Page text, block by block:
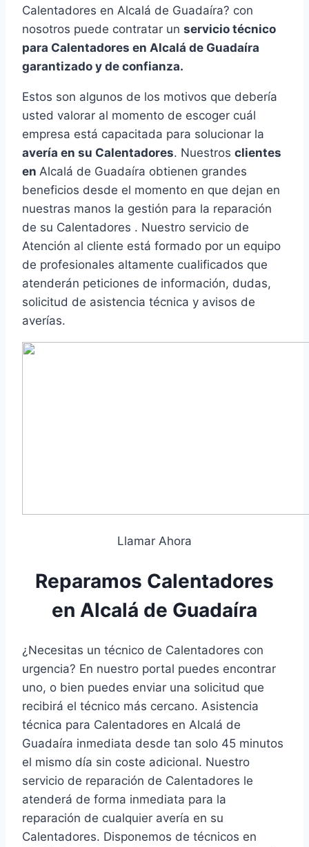
Calentadores en Alcalá de Guadaíra? con
nosotros puede contratar un servicio técnico
para Calentadores en Alcalá de Guadaíra
garantizado y de confianza.
Estos son algunos de los motivos que debería
usted valorar al momento de escoger cuál
empresa está capacitada para solucionar la
avería en su Calentadores. Nuestros clientes
en Alcalá de Guadaíra obtienen grandes
beneficios desde el momento en que dejan en
nuestras manos la gestión para la reparación
de su Calentadores . Nuestro servicio de
Atención al cliente está formado por un equipo
de profesionales altamente cualificados que
atenderán peticiones de información, dudas,
solicitud de asistencia técnica y avisos de
averías.
Llamar Ahora
Reparamos Calentadores
en Alcalá de Guadaíra
¿Necesitas un técnico de Calentadores con
urgencia? En nuestro portal puedes encontrar
uno, o bien puedes enviar una solicitud que
recibirá el técnico más cercano. Asistencia
técnica para Calentadores en Alcalá de
Guadaíra inmediata desde tan solo 45 minutos
el mismo día sin coste adicional. Nuestro
servicio de reparación de Calentadores le
atenderá de forma inmediata para la
reparación de cualquier avería en su
Calentadores. Disponemos de técnicos en